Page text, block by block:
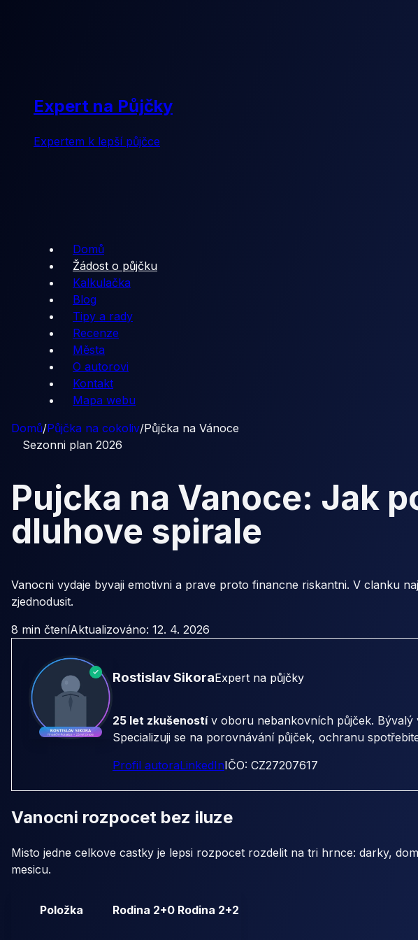
Expert na Půjčky
Expertem k lepší půjčce
Domů
Žádost o půjčku
Kalkulačka
Blog
Tipy a rady
Recenze
Města
O autorovi
Kontakt
Mapa webu
Domů/Půjčka na cokoliv/Půjčka na Vánoce
Sezonni plan 2026
Pujcka na Vanoce: Jak
dluhove spirale
Vanocni vydaje byvaji emotivni a prave proto financne riskantni. V clanku
zjednodusit.
8 min čteníAktualizováno: 12. 4. 2026
Rostislav SikoraExpert na půjčky
25 let zkušenostív oboru nebankovních půjček. Bývalý
Specializuji se na porovnávání půjček, ochranu
Profil autoraLinkedInIČO: CZ27207617
Vanocni rozpocet bez iluze
Misto jedne celkove castky je lepsi rozpocet rozdelit na tri hrnce: darky,
mesicu.
Položka Rodina 2+0 Rodina 2+2